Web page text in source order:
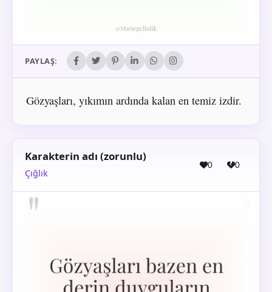
PAYLAŞ:
Gözyaşları, yıkımın ardında kalan en temiz izdir.
Karakterin adı (zorunlu)
Çığlık
0 0